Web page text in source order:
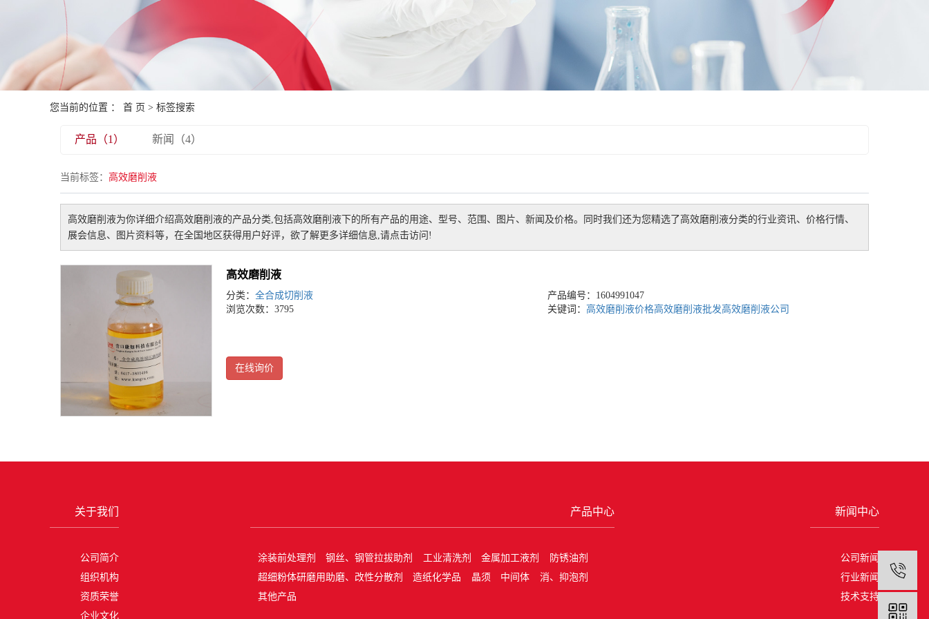
您当前的位置 ： 首 页 > 标签搜索
产品（1） 新闻（4）
当前标签： 高效磨削液
高效磨削液为你详细介绍高效磨削液的产品分类,包括高效磨削液 下的所有产品的用途、型号、范围、图片、新闻及价格。同时我们还为您精选了 高效磨削液分类的行业资讯、价格行情、
展会信息、图片资料等，在全国地区获得用户好评，欲了解更多详细信息,请点击访问!
高效磨削液
分类： 全合成切削液
产品编号：1604991047
浏览次数：3795
关键词： 高效磨削液价格高效磨削液批发高效磨削液公司
在线询价
关于我们
公司简介
组织机构
资质荣誉
企业文化
产品中心
涂装前处理剂 钢丝、钢管拉拔助剂 工业清洗剂 金属加工液剂
防锈油剂
超细粉体研磨用助磨、改性分散剂
造纸化学品 晶须 中间体
消、抑泡剂
其他产品
新闻中心
公司新闻
行业新闻
技术支持